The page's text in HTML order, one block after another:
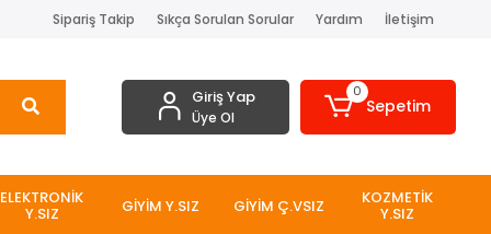
Sipariş Takip Sıkça Sorulan Sorular Yardım İletişim
Giriş Yap
Üye Ol
0
Sepetim
ELEKTRONİK
Y.SIZ GİYİM Y.SIZ GİYİM Ç.VSIZ KOZMETİK
Y.SIZ